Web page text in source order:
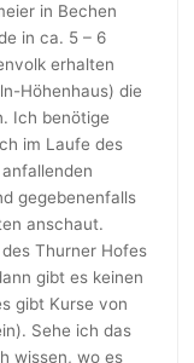
in Bechen
in ca. 5 – 6
erhalten
Höhenhaus) die
Ich benötige
im Laufe des
gegebenenfalls
anschaut.
Thurner Hofes
gibt es keinen
gibt Kurse von
Sehe ich das
wissen, wo es